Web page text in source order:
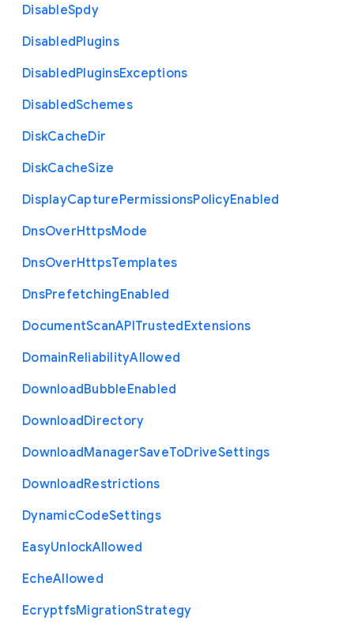
DisableSpdy
DisabledPlugins
DisabledPluginsExceptions
DisabledSchemes
DiskCacheDir
DiskCacheSize
DisplayCapturePermissionsPolicyEnabled
DnsOverHttpsMode
DnsOverHttpsTemplates
DnsPrefetchingEnabled
DocumentScanAPITrustedExtensions
DomainReliabilityAllowed
DownloadBubbleEnabled
DownloadDirectory
DownloadManagerSaveToDriveSettings
DownloadRestrictions
DynamicCodeSettings
EasyUnlockAllowed
EcheAllowed
EcryptfsMigrationStrategy